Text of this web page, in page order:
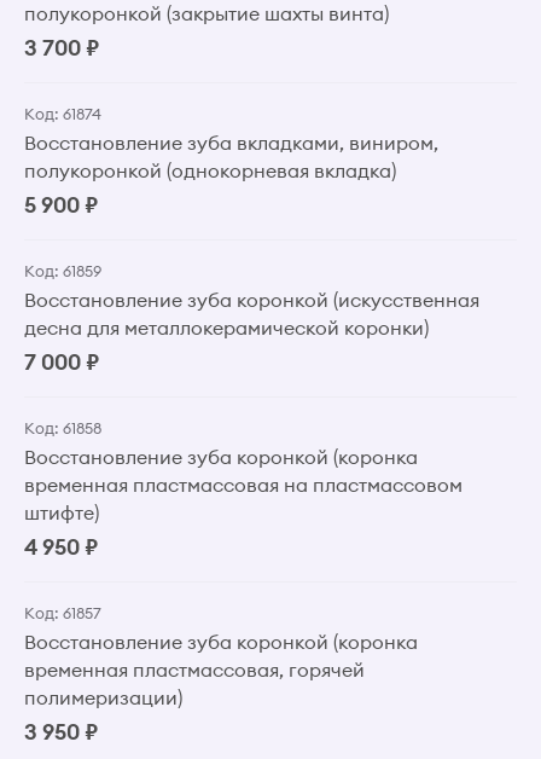
полукоронкой (закрытие шахты винта)
3 700 ₽
Код: 61874
Восстановление зуба вкладками, виниром,
полукоронкой (однокорневая вкладка)
5 900 ₽
Код: 61859
Восстановление зуба коронкой (искусственная
десна для металлокерамической коронки)
7 000 ₽
Код: 61858
Восстановление зуба коронкой (коронка
временная пластмассовая на пластмассовом
штифте)
4 950 ₽
Код: 61857
Восстановление зуба коронкой (коронка
временная пластмассовая, горячей
полимеризации)
3 950 ₽